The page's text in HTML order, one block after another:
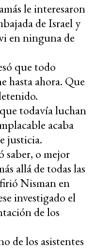
le interesaron
de Israel y
en ninguna de
que todo
hasta ahora. Que
todavía luchan
acaba
justicia.
saber, o mejor
allá de todas las
Nisman en
investigado el
de los
de los asistentes